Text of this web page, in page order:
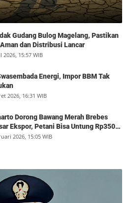
Gudang Bulog Magelang, Pastikan
dan Distribusi Lancar
2026, 15:57 WIB
Energi, Impor BBM Tak
2026, 16:31 WIB
Dorong Bawang Merah Brebes
Ekspor, Petani Bisa Untung Rp350
2026, 15:05 WIB